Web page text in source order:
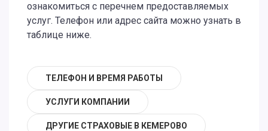
ознакомиться с перечнем предоставляемых
услуг. Телефон или адрес сайта можно узнать в
таблице ниже.
ТЕЛЕФОН И ВРЕМЯ РАБОТЫ
УСЛУГИ КОМПАНИИ
ДРУГИЕ СТРАХОВЫЕ В КЕМЕРОВО